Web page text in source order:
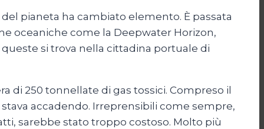
pianeta ha cambiato elemento. È passata
oceaniche come la Deepwater Horizon,
si trova nella cittadina portuale di
di 250 tonnellate di gas tossici. Compreso il
accadendo. Irreprensibili come sempre,
sarebbe stato troppo costoso. Molto più